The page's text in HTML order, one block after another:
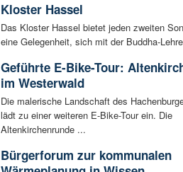
Kloster Hassel
Das Kloster Hassel bietet jeden zweiten
eine Gelegenheit, sich mit der Buddha-
Geführte E-Bike-Tour:
im Westerwald
Die malerische Landschaft des
lädt zu einer weiteren E-Bike-Tour ein. Die
Altenkirchenrunde ...
Bürgerforum zur kommunalen